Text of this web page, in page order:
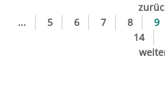
...
5 6 7 8 9
14